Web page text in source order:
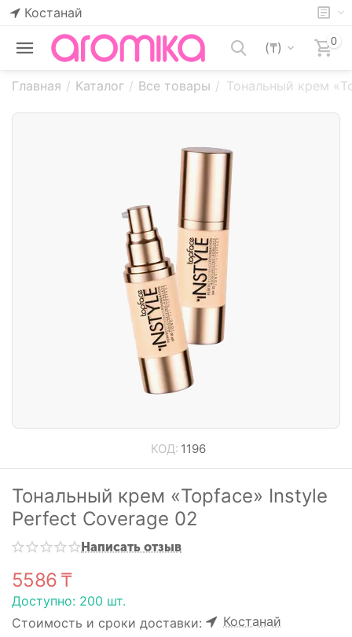
Костанай
(₸) 0
Главная / Каталог / Все товары / Тональный крем
КОД: 1196
Тональный крем «Topface» Instyle
Perfect Coverage 02
Написать отзыв
5586 ₸
Доступно: 200 шт.
Стоимость и сроки доставки:
Костанай